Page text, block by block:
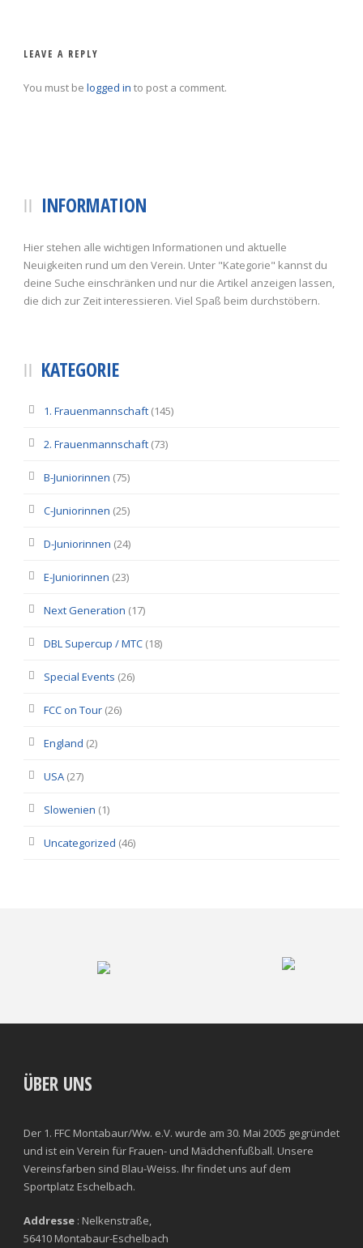
LEAVE A REPLY
You must be logged in to post a comment.
INFORMATION
Hier stehen alle wichtigen Informationen und aktuelle
Neuigkeiten rund um den Verein. Unter "Kategorie" kannst du
deine Suche einschränken und nur die Artikel anzeigen lassen,
die dich zur Zeit interessieren. Viel Spaß beim durchstöbern.
KATEGORIE
1. Frauenmannschaft (145)
2. Frauenmannschaft (73)
B-Juniorinnen (75)
C-Juniorinnen (25)
D-Juniorinnen (24)
E-Juniorinnen (23)
Next Generation (17)
DBL Supercup / MTC (18)
Special Events (26)
FCC on Tour (26)
England (2)
USA (27)
Slowenien (1)
Uncategorized (46)
ÜBER UNS
Der 1. FFC Montabaur/Ww. e.V. wurde am 30. Mai 2005 gegründet
und ist ein Verein für Frauen- und Mädchenfußball. Unsere
Vereinsfarben sind Blau-Weiss. Ihr findet uns auf dem
Sportplatz Eschelbach.
Addresse : Nelkenstraße,
56410 Montabaur-Eschelbach